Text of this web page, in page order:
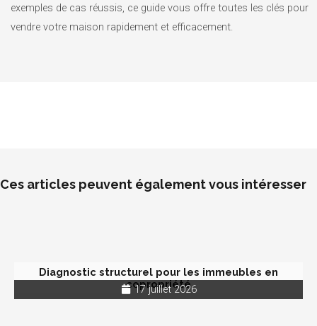
exemples de cas réussis, ce guide vous offre toutes les clés pour
vendre votre maison rapidement et efficacement.
Ces articles peuvent également vous intéresser
Diagnostic structurel pour les immeubles en
copropriété
17 juillet 2026